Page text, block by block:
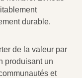
durable.
de la valeur par
produisant un
et